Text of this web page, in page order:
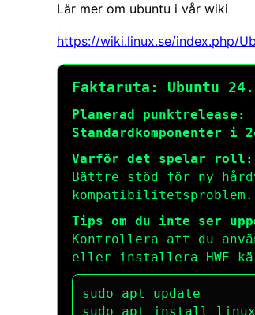
Lär mer om ubuntu i vår wiki
https://wiki.linux.se/index.php/
Faktaruta: Ubuntu
Planerad punktrelease:
Standardkomponenter i
Varför det spelar roll:
Bättre stöd för ny
kompatibilitetsproblem.
Tips om du inte ser
Kontrollera att du
eller installera HWE-
sudo apt update
sudo apt install